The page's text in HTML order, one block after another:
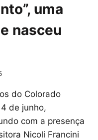
uma
nasceu
do Colorado
de junho,
com a presença
Nicoli Francini